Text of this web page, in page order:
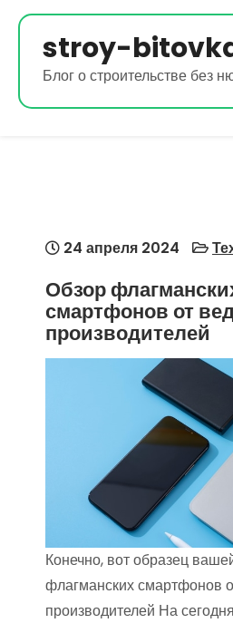
Перейти
содержимому
stroy-
Блог о строительстве без
24 апреля 2024
Обзор
смартфонов от
производителей
Конечно, вот образец
флагманских смартфонов
производителей На